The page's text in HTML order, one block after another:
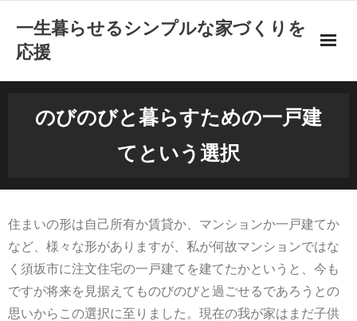
一生暮らせるシンプルな家づくりを
応援
太陽光発電なども利用してみる
家を買おうと決心したタイミング
新築住宅を選んだ理由
のびのびと暮らすための一戸建
てという選択
住まいの形は自己所有か賃貸か、マンションか一戸建てか
など、様々な形がありますが、私が何故マンションではな
く須坂市に注文住宅の一戸建てを建てたかというと、今も
ですが将来を見据えてものびのびと過ごせるであろうとの
思いからこの選択に至りました。現在の我が家はまだ子供